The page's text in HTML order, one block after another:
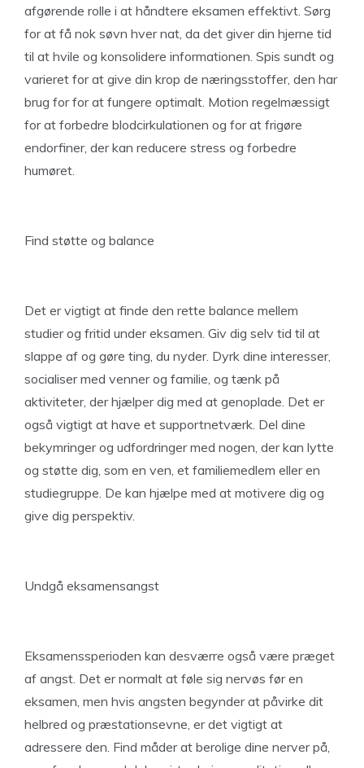
afgørende rolle i at håndtere eksamen effektivt. Sørg
for at få nok søvn hver nat, da det giver din hjerne tid
til at hvile og konsolidere informationen. Spis sundt og
varieret for at give din krop de næringsstoffer, den har
brug for for at fungere optimalt. Motion regelmæssigt
for at forbedre blodcirkulationen og for at frigøre
endorfiner, der kan reducere stress og forbedre
humøret.
Find støtte og balance
Det er vigtigt at finde den rette balance mellem
studier og fritid under eksamen. Giv dig selv tid til at
slappe af og gøre ting, du nyder. Dyrk dine interesser,
socialiser med venner og familie, og tænk på
aktiviteter, der hjælper dig med at genoplade. Det er
også vigtigt at have et supportnetværk. Del dine
bekymringer og udfordringer med nogen, der kan lytte
og støtte dig, som en ven, et familiemedlem eller en
studiegruppe. De kan hjælpe med at motivere dig og
give dig perspektiv.
Undgå eksamensangst
Eksamenssperioden kan desværre også være præget
af angst. Det er normalt at føle sig nervøs før en
eksamen, men hvis angsten begynder at påvirke dit
helbred og præstationsevne, er det vigtigt at
adressere den. Find måder at berolige dine nerver på,